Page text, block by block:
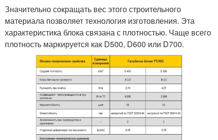
Значительно сокращать вес этого строительного
материала позволяет технология изготовления. Эта
характеристика блока связана с плотностью. Чаще всего
плотность маркируется как D500, D600 или D700.